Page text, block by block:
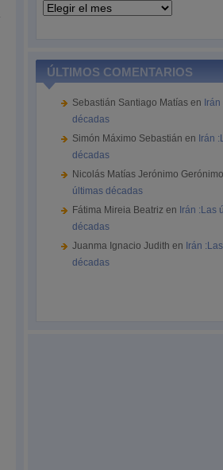
Archivos
ÚLTIMOS COMENTARIOS
Sebastián Santiago Matías en
décadas
Simón Máximo Sebastián en Irán
décadas
Nicolás Matías Jerónimo Gerónimo
últimas décadas
Fátima Mireia Beatriz en Irán :Las
décadas
Juanma Ignacio Judith en Irán
décadas